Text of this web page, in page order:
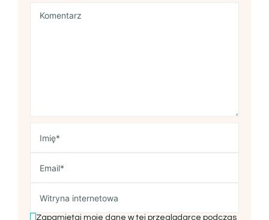
Zapamiętaj moje dane w tej przeglądarce podczas